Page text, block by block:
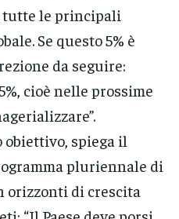
tutte le principali
Se questo 5% è
da seguire:
cioè nelle prossime
obiettivo, spiega il
pluriennale di
orizzonti di crescita